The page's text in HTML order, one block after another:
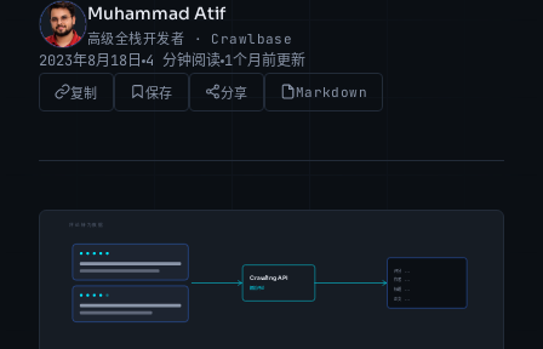
MA
Muhammad Atif
高级全栈开发者 · Crawlbase
2023年8月18日 4 分钟阅读 1个月前更新
复制 保存 分享 Markdown